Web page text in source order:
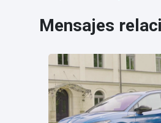
Großmutter
feiert ihren
Geburtstag
und tanzt
Mariachi-
Band
Mensajes